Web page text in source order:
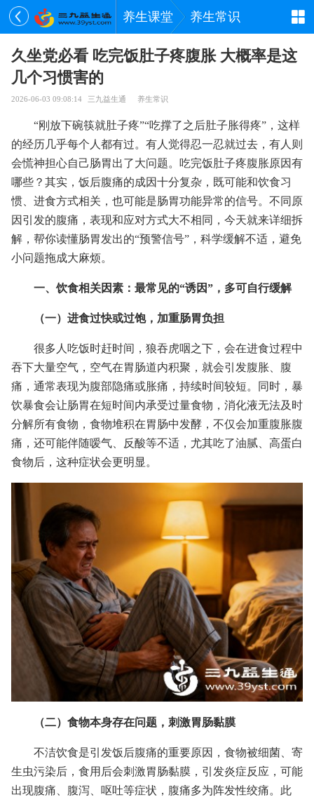
养生课堂 养生常识
久坐党必看 吃完饭肚子疼腹胀 大概率是这
几个习惯害的
2026-06-03 09:08:14 三九益生通 养生常识
“刚放下碗筷就肚子疼”“吃撑了之后肚子胀得疼”，这样
的经历几乎每个人都有过。有人觉得忍一忍就过去，有人则
会慌神担心自己肠胃出了大问题。吃完饭肚子疼腹胀原因有
哪些？其实，饭后腹痛的成因十分复杂，既可能和饮食习
惯、进食方式相关，也可能是肠胃功能异常的信号。不同原
因引发的腹痛，表现和应对方式大不相同，今天就来详细拆
解，帮你读懂肠胃发出的“预警信号”，科学缓解不适，避免
小问题拖成大麻烦。
一、饮食相关因素：最常见的“诱因”，多可自行缓解
（一）进食过快或过饱，加重肠胃负担
很多人吃饭时赶时间，狼吞虎咽之下，会在进食过程中
吞下大量空气，空气在胃肠道内积聚，就会引发腹胀、腹
痛，通常表现为腹部隐痛或胀痛，持续时间较短。同时，暴
饮暴食会让肠胃在短时间内承受过量食物，消化液无法及时
分解所有食物，食物堆积在胃肠中发酵，不仅会加重腹胀腹
痛，还可能伴随嗳气、反酸等不适，尤其吃了油腻、高蛋白
食物后，这种症状会更明显。
（二）食物本身存在问题，刺激胃肠黏膜
不洁饮食是引发饭后腹痛的重要原因，食物被细菌、寄
生虫污染后，食用后会刺激胃肠黏膜，引发炎症反应，可能
出现腹痛、腹泻、呕吐等症状，腹痛多为阵发性绞痛。此